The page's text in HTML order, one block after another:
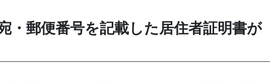
・郵便番号を記載した居住者証明書が